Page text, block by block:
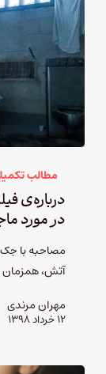
مطالب
درباره‌ی
در مورد
مصاحبه با جک
آتش،
مهران مرندی
۱۲ خرداد ۱۳۹۸